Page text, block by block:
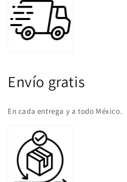
Envío gratis
En cada entrega y a todo México.